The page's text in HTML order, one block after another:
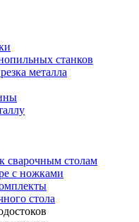
станков
металла
сварочным столам
с ножками
стола